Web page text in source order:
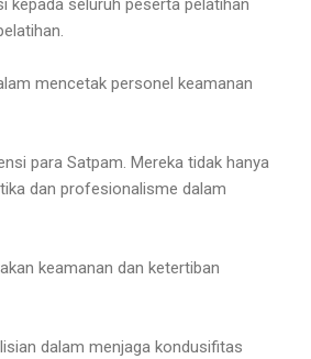
mencetak personel keamanan
para Satpam. Mereka tidak hanya
dan profesionalisme dalam
keamanan dan ketertiban
dalam menjaga kondusifitas